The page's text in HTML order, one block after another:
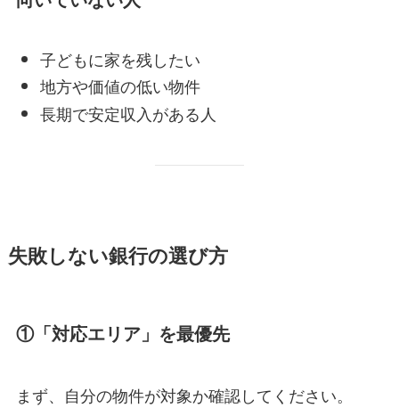
子どもに家を残したい
地方や価値の低い物件
長期で安定収入がある人
失敗しない銀行の選び方
①「対応エリア」を最優先
まず、自分の物件が対象か確認してください。